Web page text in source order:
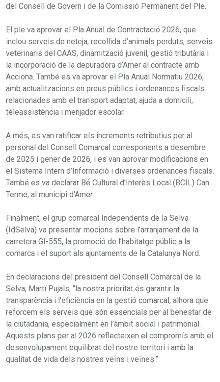
del Consell de Govern i de la Comissió Permanent del Ple.
El ple va aprovar el Pla Anual de Contractació 2026, que
inclou serveis de neteja, recollida d’animals perduts, serveis
veterinaris del CAAS, dinamització juvenil, gestió tributària i
la incorporació de la depuradora d’Amer al contracte amb
Acciona. També es va aprovar el Pla Anual Normatiu 2026,
amb actualitzacions en preus públics i ordenances fiscals
relacionades amb el transport adaptat, ajuda a domicili,
teleassistència i menjador escolar.
A més, es van ratificar els increments retributius per al
personal del Consell Comarcal corresponents a desembre
de 2025 i gener de 2026, i es van aprovar modificacions en
el Sistema Intern d’Informació i diverses ordenances fiscals.
També es va declarar Bé Cultural d’Interès Local (BCIL) Can
Terme, al municipi d’Amer.
Finalment, el grup comarcal Independents de la Selva
(IdSelva) va presentar mocions sobre l’arranjament de la
carretera GI-555, la promoció de l’habitatge públic a la
comarca i el suport als ajuntaments de la Catalunya Nord.
En declaracions del president del Consell Comarcal de la
Selva, Martí Pujals, “la nostra prioritat és garantir la
transparència i l’eficiència en la gestió comarcal, alhora que
reforcem els serveis que són essencials per al benestar de
la ciutadania, especialment en l’àmbit social i patrimonial.
Aquests plans per al 2026 reflecteixen el compromís amb el
desenvolupament equilibrat del nostre territori i amb la
qualitat de vida dels nostres veïns i veïnes.”